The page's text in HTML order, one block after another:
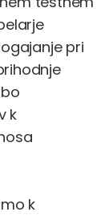
pri
k
k